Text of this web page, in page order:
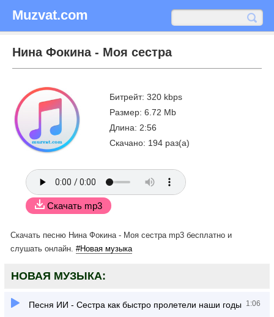
Muzvat.com
Нина Фокина - Моя сестра
Битрейт: 320 kbps
Размер: 6.72 Mb
Длина: 2:56
Скачано: 194 раз(а)
Скачать mp3
Скачать песню Нина Фокина - Моя сестра mp3 бесплатно и
слушать онлайн. #Новая музыка
НОВАЯ МУЗЫКА:
Песня ИИ - Сестра как быстро пролетели наши годы 1:06